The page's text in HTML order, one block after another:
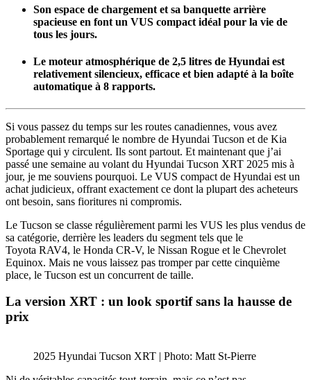
Son espace de chargement et sa banquette arrière
spacieuse en font un VUS compact idéal pour la vie de
tous les jours.
Le moteur atmosphérique de 2,5 litres de Hyundai est
relativement silencieux, efficace et bien adapté à la boîte
automatique à 8 rapports.
Si vous passez du temps sur les routes canadiennes, vous avez
probablement remarqué le nombre de Hyundai Tucson et de Kia
Sportage qui y circulent. Ils sont partout. Et maintenant que j’ai
passé une semaine au volant du Hyundai Tucson XRT 2025 mis à
jour, je me souviens pourquoi. Le VUS compact de Hyundai est un
achat judicieux, offrant exactement ce dont la plupart des acheteurs
ont besoin, sans fioritures ni compromis.
Le Tucson se classe régulièrement parmi les VUS les plus vendus de
sa catégorie, derrière les leaders du segment tels que le
Toyota RAV4, le Honda CR-V, le Nissan Rogue et le Chevrolet
Equinox. Mais ne vous laissez pas tromper par cette cinquième
place, le Tucson est un concurrent de taille.
La version XRT : un look sportif sans la hausse de
prix
2025 Hyundai Tucson XRT | Photo: Matt St-Pierre